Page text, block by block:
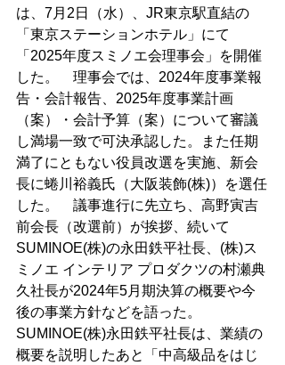
は、7月2日（水）、JR東京駅直結の
「東京ステーションホテル」にて
「2025年度スミノエ会理事会」を開催
した。　理事会では、2024年度事業報
告・会計報告、2025年度事業計画
（案）・会計予算（案）について審議
し満場一致で可決承認した。また任期
満了にともない役員改選を実施、新会
長に蜷川裕義氏（大阪装飾(株)）を選任
した。　議事進行に先立ち、高野寅吉
前会長（改選前）が挨拶、続いて
SUMINOE(株)の永田鉄平社長、(株)ス
ミノエ インテリア プロダクツの村瀬典
久社長が2024年5月期決算の概要や今
後の事業方針などを語った。
SUMINOE(株)永田鉄平社長は、業績の
概要を説明したあと「中高級品をはじ